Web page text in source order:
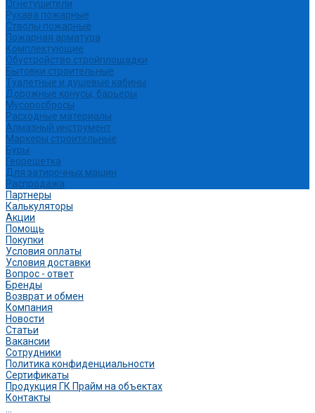
Огнетушители
Рукава пожарные
Стволы пожарные
Пожарная арматура
Комплектующие
Обустройство стройплощадки
Бытовки строительные
Туалетные и душевые кабины
Дорожные конусы, барьеры
Мусоросбросы
Расходные материалы
Алмазный инструмент
Маркеры строительные
Буры
Георешетка
Для затирочных машин
Распродажа
Партнеры
Калькуляторы
Акции
Помощь
Покупки
Условия оплаты
Условия доставки
Вопрос - ответ
Бренды
Возврат и обмен
Компания
Новости
Статьи
Вакансии
Сотрудники
Политика конфиденциальности
Сертификаты
Продукция ГК Прайм на объектах
Контакты